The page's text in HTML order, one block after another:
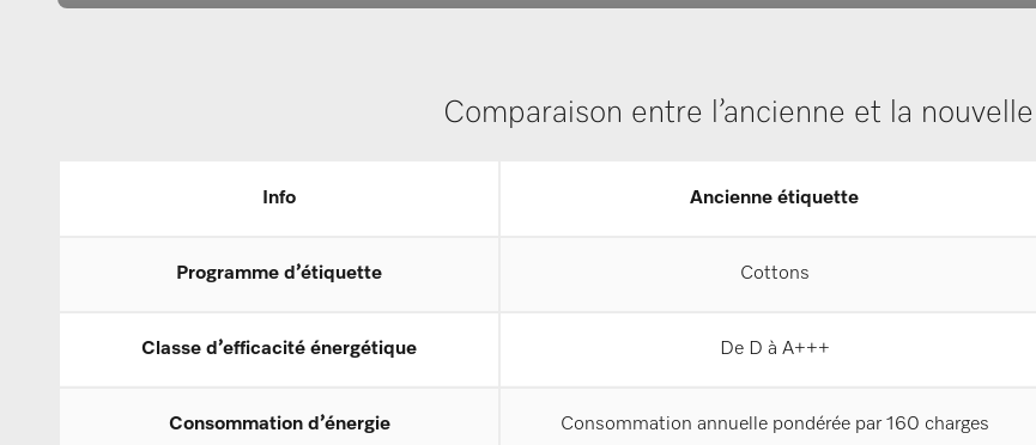
Comparaison entre l’ancienne et la
Info Ancienne étiquette
Programme d’étiquette Cottons
Classe d’efficacité énergétique De D à A+++
Consommation d’énergie Consommation annuelle pondérée par 160 charges